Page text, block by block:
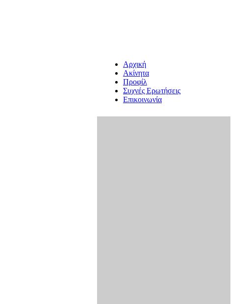
Αρχική
Ακίνητα
Προφίλ
Συχνές Ερωτήσεις
Επικοινωνία